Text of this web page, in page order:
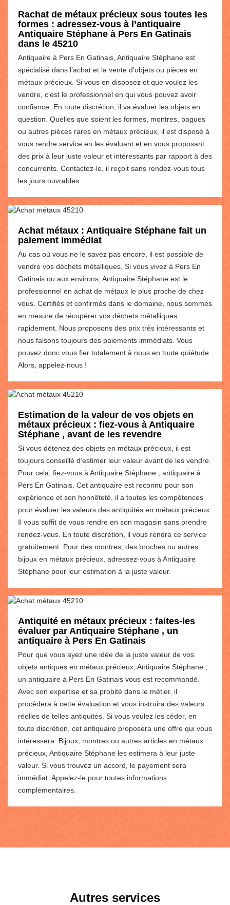
Rachat de métaux précieux sous toutes les
formes : adressez-vous à l’antiquaire
Antiquaire Stéphane à Pers En Gatinais
dans le 45210
Antiquaire à Pers En Gatinais, Antiquaire Stéphane est
spécialisé dans l’achat et la vente d’objets ou pièces en
métaux précieux. Si vous en disposez et que voulez les
vendre, c’est le professionnel en qui vous pouvez avoir
confiance. En toute discrétion, il va évaluer les objets en
question. Quelles que soient les formes, montres, bagues
ou autres pièces rares en métaux précieux, il est disposé à
vous rendre service en les évaluant et en vous proposant
des prix à leur juste valeur et intéressants par rapport à des
concurrents. Contactez-le, il reçoit sans rendez-vous tous
les jours ouvrables.
Achat métaux : Antiquaire Stéphane fait un
paiement immédiat
Au cas où vous ne le savez pas encore, il est possible de
vendre vos déchets métalliques. Si vous vivez à Pers En
Gatinais ou aux environs, Antiquaire Stéphane est le
professionnel en achat de métaux le plus proche de chez
vous. Certifiés et confirmés dans le domaine, nous sommes
en mesure de récupérer vos déchets métalliques
rapidement. Nous proposons des prix très intéressants et
nous faisons toujours des paiements immédiats. Vous
pouvez donc vous fier totalement à nous en toute quiétude.
Alors, appelez-nous !
Estimation de la valeur de vos objets en
métaux précieux : fiez-vous à Antiquaire
Stéphane , avant de les revendre
Si vous détenez des objets en métaux précieux, il est
toujours conseillé d’estimer leur valeur avant de les vendre.
Pour cela, fiez-vous à Antiquaire Stéphane , antiquaire à
Pers En Gatinais. Cet antiquaire est reconnu pour son
expérience et son honnêteté, il a toutes les compétences
pour évaluer les valeurs des antiquités en métaux précieux.
Il vous suffit de vous rendre en son magasin sans prendre
rendez-vous. En toute discrétion, il vous rendra ce service
gratuitement. Pour des montres, des broches ou autres
bijoux en métaux précieux, adressez-vous à Antiquaire
Stéphane pour leur estimation à la juste valeur.
Antiquité en métaux précieux : faites-les
évaluer par Antiquaire Stéphane , un
antiquaire à Pers En Gatinais
Pour que vous ayez une idée de la juste valeur de vos
objets antiques en métaux précieux, Antiquaire Stéphane ,
un antiquaire à Pers En Gatinais vous est recommandé.
Avec son expertise et sa probité dans le métier, il
procédera à cette évaluation et vous instruira des valeurs
réelles de telles antiquités. Si vous voulez les céder, en
toute discrétion, cet antiquaire proposera une offre qui vous
intéressera. Bijoux, montres ou autres articles en métaux
précieux, Antiquaire Stéphane les estimera à leur juste
valeur. Si vous trouvez un accord, le payement sera
immédiat. Appelez-le pour toutes informations
complémentaires.
Autres services